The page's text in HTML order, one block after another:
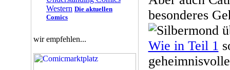
Western Die aktuellen
Comics
wir empfehlen...
besonderes
Wie in Teil 1